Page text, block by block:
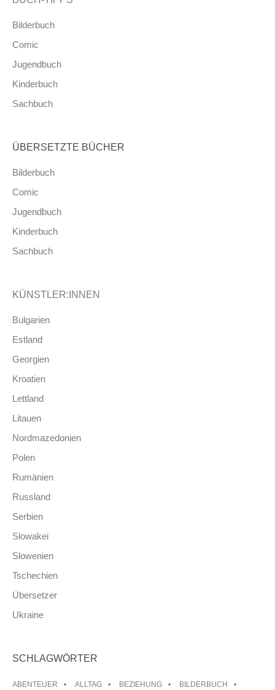
Bilderbuch
Comic
Jugendbuch
Kinderbuch
Sachbuch
ÜBERSETZTE BÜCHER
Bilderbuch
Comic
Jugendbuch
Kinderbuch
Sachbuch
KÜNSTLER:INNEN
Bulgarien
Estland
Georgien
Kroatien
Lettland
Litauen
Nordmazedonien
Polen
Rumänien
Russland
Serbien
Slowakei
Slowenien
Tschechien
Übersetzer
Ukraine
SCHLAGWÖRTER
ABENTEUER ALLTAG BEZIEHUNG
BILDERBUCH